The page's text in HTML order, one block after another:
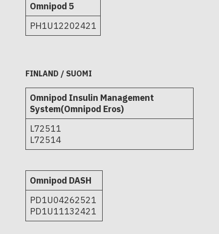
Omnipod 5
PH1U12202421
FINLAND / SUOMI
Omnipod Insulin Management
System(Omnipod Eros)
L72511
L72514
Omnipod DASH
PD1U04262521
PD1U11132421